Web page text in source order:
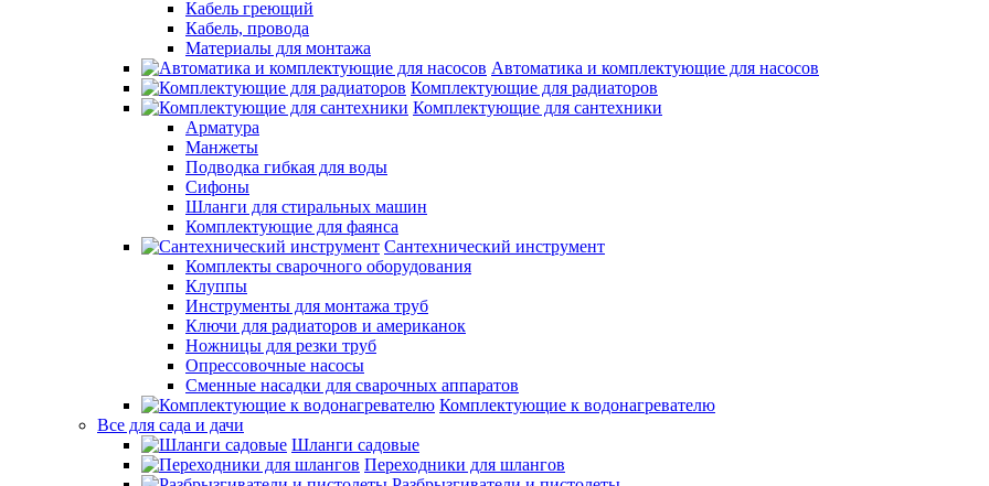
Кабель греющий
Кабель, провода
Материалы для монтажа
Автоматика и комплектующие для насосов
Комплектующие для радиаторов
Комплектующие для сантехники
Арматура
Манжеты
Подводка гибкая для воды
Сифоны
Шланги для стиральных машин
Комплектующие для фаянса
Сантехнический инструмент
Комплекты сварочного оборудования
Клуппы
Инструменты для монтажа труб
Ключи для радиаторов и американок
Ножницы для резки труб
Опрессовочные насосы
Сменные насадки для сварочных аппаратов
Комплектующие к водонагревателю
Все для сада и дачи
Шланги садовые
Переходники для шлангов